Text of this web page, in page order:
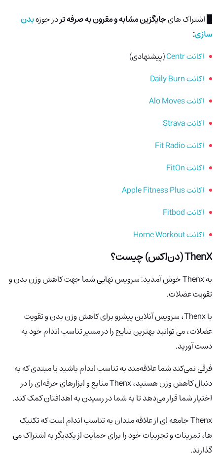
█ اشتراک هایجایگزین مشابه و مقرون به صرفه تردر حوزهبدن
سازی:
اکانت Centr
(پیشنهادی)
اکانت Daily Burn
اکانت Alo Moves
اکانت Strava
اکانت Fit Radio
اکانت FitOn
اکانت Apple Fitness Plus
اکانت Fitbod
اکانت Home Workout
ThenX (دن‌اکس) چیست؟
به Thenx
خوش آمدید: سرویس نهایی شما جهت کاهش وزن بدن و
تقویت عضلات.
با Thenx، سرویس آنلاین پیشرو برای کاهش وزن بدن و تقویت
عضلات، می توانید بهترین نتایج را در مسیر تناسب اندام خود به
دست آورید.
فرقی نمی‌کند شما علاقه‌مند به تناسب اندام باشید یا مبتدی که به
دنبال کاهش وزن هستید، Thenx
منابع و ابزارهای حرفه‌ای را در
اختیار شما قرار می‌دهد تا به شما در رسیدن به اهدافتان کمک کند.
Thenxجامعه ای از علاقه مندان به تناسب اندام است که تکنیک
ها، تمرینات و تجربیات خود را برای حمایت از یکدیگر به اشتراک می
گذارند.